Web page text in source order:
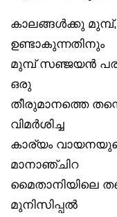
കാലങ്ങൾക്കു മുമ്പ്,
ഉണ്ടാകുന്നതിനും
മുമ്പ് സഞ്ജയൻ
ഒരു
തീരുമാനത്തെ
വിമർശിച്ച
കാര്യം
മാനാഞ്ചിറ
മൈതാനിയിലെ
മുനിസിപ്പൽ